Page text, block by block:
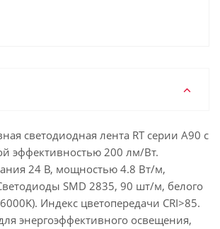
светодиодная лента RT серии A90 с
эффективностью 200 лм/Вт.
24 В, мощностью 4.8 Вт/м,
SMD 2835, 90 шт/м, белого
Индекс цветопередачи CRI>85.
энергоэффективного освещения,